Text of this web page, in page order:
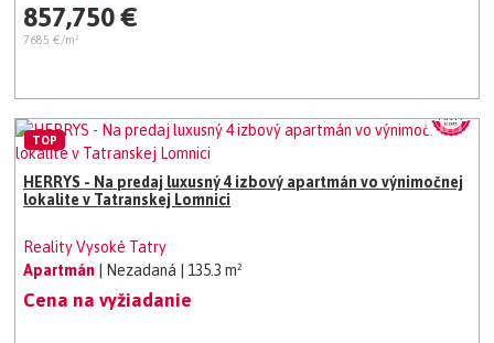
857,750 €
7685 €/m²
HERRYS - Na predaj luxusný 4 izbový apartmán vo výnimočnej
lokalite v Tatranskej Lomnici
Reality Vysoké Tatry
Apartmán
| Nezadaná | 135.3 m²
Cena na vyžiadanie
TOP